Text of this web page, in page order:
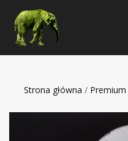
Strona główna / Premium